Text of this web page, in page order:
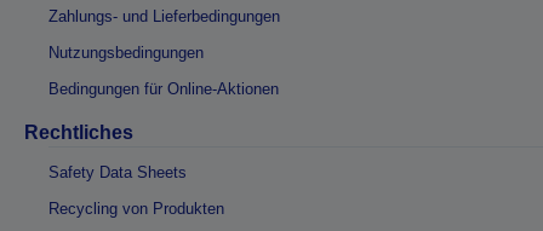
Zahlungs- und Lieferbedingungen
Nutzungsbedingungen
Bedingungen für Online-Aktionen
Rechtliches
Safety Data Sheets
Recycling von Produkten